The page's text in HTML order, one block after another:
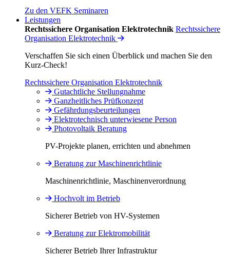
Zu den VEFK Seminaren
Leistungen
Rechtssichere Organisation Elektrotechnik Rechtssichere
Organisation Elektrotechnik
Verschaffen Sie sich einen Überblick und machen Sie den
Kurz-Check!
Rechtssichere Organisation Elektrotechnik
Gutachtliche Stellungnahme
Ganzheitliches Prüfkonzept
Gefährdungsbeurteilungen
Elektrotechnisch unterwiesene Person
Photovoltaik Beratung
PV-Projekte planen, errichten und abnehmen
Beratung zur Maschinenrichtlinie
Maschinenrichtlinie, Maschinenverordnung
Hochvolt im Betrieb
Sicherer Betrieb von HV-Systemen
Beratung zur Elektromobilität
Sicherer Betrieb Ihrer Infrastruktur